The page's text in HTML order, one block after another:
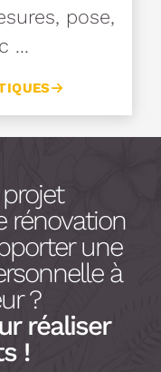
pose,
...
rénovation
une
à
?
réaliser
!